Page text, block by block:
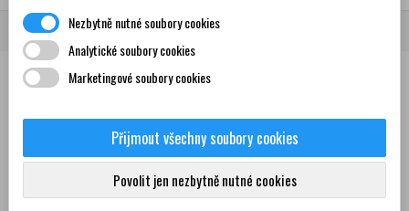
Domů Značky Urgo
Seznam produktů podle značky
Nezbytně nutné soubory cookies
Analytické soubory cookies
Marketingové soubory cookies
Přijmout všechny soubory cookies
Povolit jen nezbytně nutné cookies